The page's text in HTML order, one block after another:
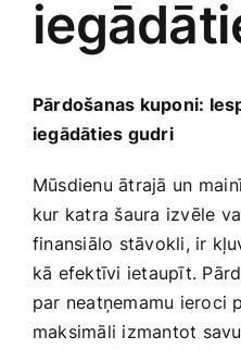
Medicīnas preces
Pakalpojumi
Pārtikas preces
Preces birojam
Pārdošanas kuponi:
iegādāties gudri
Mūsdienu ātrajā⁢ un
kur katra šaura izvēle
finansiālo stāvokli, ir
kā ‍efektīvi ietaupīt.
par neatņemamu ieroci
maksimāli izmantot